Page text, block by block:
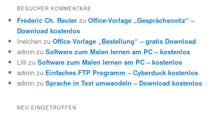
BESUCHER KOMMENTARE
Frederic Ch. Reuter zuOffice-Vorlage „Gesprächsnotiz“ –
Download kostenlos
Ineichen zuOffice Vorlage „Bestellung“ – gratis Download
admin zuSoftware zum Malen lernen am PC – kostenlos
Lilli zuSoftware zum Malen lernen am PC – kostenlos
admin zu Einfaches FTP Programm – Cyberduck kostenlos
admin zuSprache in Text umwandeln – Download kostenlos
NEU EINGETROFFEN